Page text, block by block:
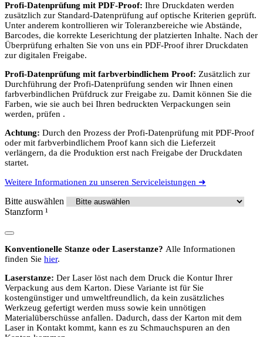
Profi-Datenprüfung mit PDF-Proof: Ihre Druckdaten werden
zusätzlich zur Standard-Datenprüfung auf optische Kriterien geprüft.
Unter anderem kontrollieren wir Toleranzbereiche wie Abstände,
Barcodes, die korrekte Leserichtung der platzierten Inhalte. Nach der
Überprüfung erhalten Sie von uns ein PDF-Proof ihrer Druckdaten
zur digitalen Freigabe.
Profi-Datenprüfung mit farbverbindlichem Proof: Zusätzlich zur
Durchführung der Profi-Datenprüfung senden wir Ihnen einen
farbverbindlichen Prüfdruck zur Freigabe zu. Damit können Sie die
Farben, wie sie auch bei Ihren bedruckten Verpackungen sein
werden, prüfen .
Achtung: Durch den Prozess der Profi-Datenprüfung mit PDF-Proof
oder mit farbverbindlichem Proof kann sich die Lieferzeit
verlängern, da die Produktion erst nach Freigabe der Druckdaten
startet.
Weitere Informationen zu unseren Serviceleistungen ➜
Bitte auswählen
Stanzform ¹
Konventionelle Stanze oder Laserstanze? Alle Informationen
finden Sie hier.
Laserstanze: Der Laser löst nach dem Druck die Kontur Ihrer
Verpackung aus dem Karton. Diese Variante ist für Sie
kostengünstiger und umweltfreundlich, da kein zusätzliches
Werkzeug gefertigt werden muss sowie kein unnötigen
Materialüberschüsse anfallen. Dadurch, dass der Karton mit dem
Laser in Kontakt kommt, kann es zu Schmauchspuren an den